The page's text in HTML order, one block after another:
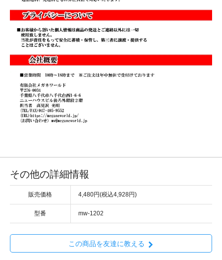
その他の詳細情報
販売価格 4,480円(税込4,928円)
型番 mw-1202
この商品を友達に教える